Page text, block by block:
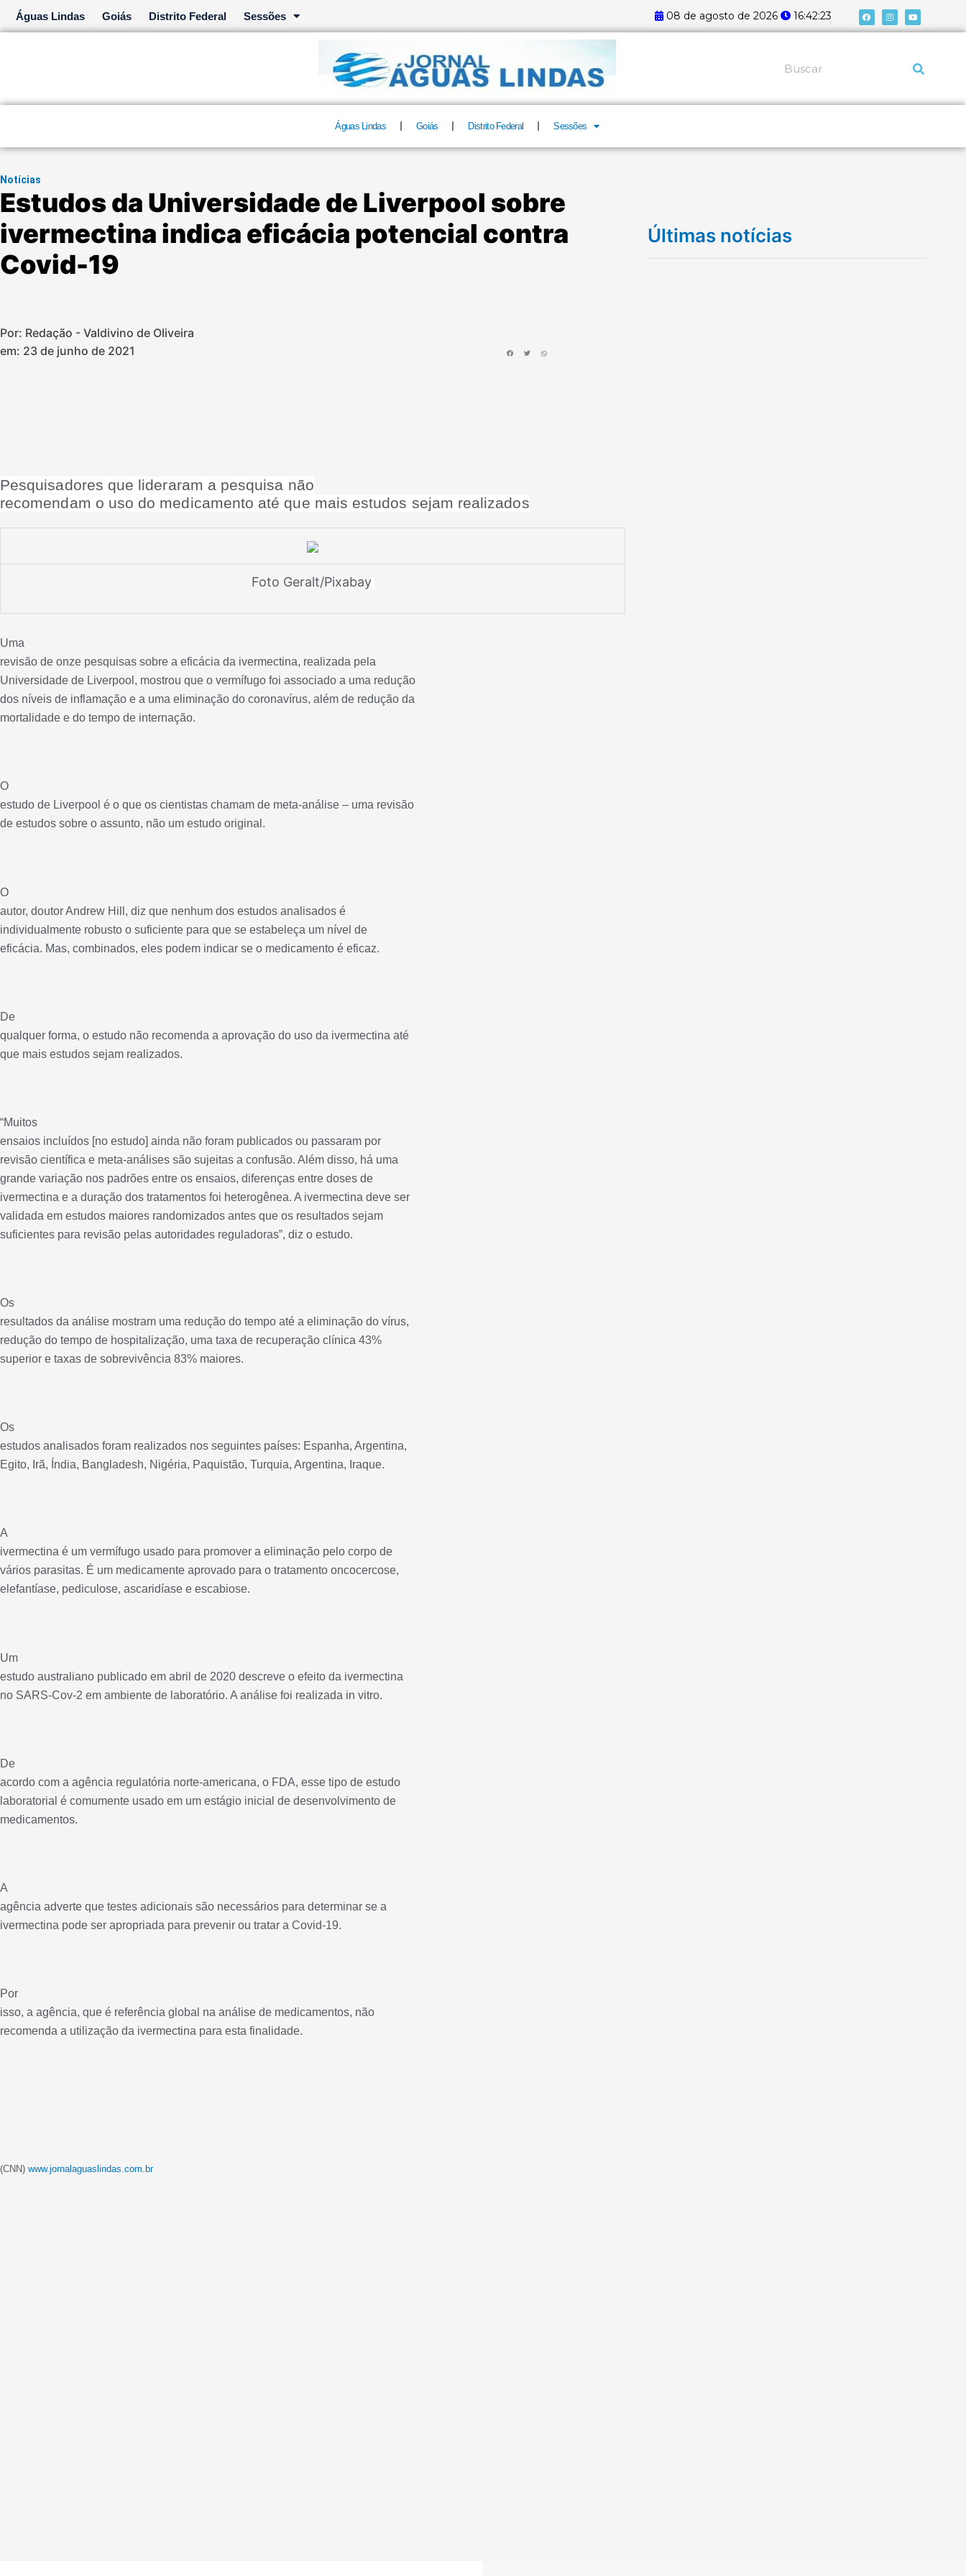
para
Águas Lindas Goiás Distrito Federal Sessões 08 de agosto de 2026 16:42:24 F
a
c
e
I
n
s
t
Y
o
u
t
Pesquisar
Águas Lindas Goiás Distrito Federal Sessões
Notícias
Estudos da Universidade de Liverpool sobre
ivermectina indica eficácia potencial contra
Covid-19
Por: Redação - Valdivino de Oliveira
em: 23 de junho de 2021
Pesquisadores que lideraram a pesquisa não
recomendam o uso do medicamento até que mais estudos sejam realizados
Foto Geralt/Pixabay
Uma
revisão de onze pesquisas sobre a eficácia da ivermectina, realizada pela
Universidade de Liverpool, mostrou que o vermífugo foi associado a uma redução
dos níveis de inflamação e a uma eliminação do coronavírus, além de redução da
mortalidade e do tempo de internação.
O
estudo de Liverpool é o que os cientistas chamam de meta-análise – uma revisão
de estudos sobre o assunto, não um estudo original.
O
autor, doutor Andrew Hill, diz que nenhum dos estudos analisados é
individualmente robusto o suficiente para que se estabeleça um nível de
eficácia. Mas, combinados, eles podem indicar se o medicamento é eficaz.
De
qualquer forma, o estudo não recomenda a aprovação do uso da ivermectina até
que mais estudos sejam realizados.
“Muitos
ensaios incluídos [no estudo] ainda não foram publicados ou passaram por
revisão científica e meta-análises são sujeitas a confusão. Além disso, há uma
grande variação nos padrões entre os ensaios, diferenças entre doses de
ivermectina e a duração dos tratamentos foi heterogênea. A ivermectina deve ser
validada em estudos maiores randomizados antes que os resultados sejam
suficientes para revisão pelas autoridades reguladoras”, diz o estudo.
Os
resultados da análise mostram uma redução do tempo até a eliminação do vírus,
redução do tempo de hospitalização, uma taxa de recuperação clínica 43%
superior e taxas de sobrevivência 83% maiores.
Os
estudos analisados foram realizados nos seguintes países: Espanha, Argentina,
Egito, Irã, Índia, Bangladesh, Nigéria, Paquistão, Turquia, Argentina, Iraque.
A
ivermectina é um vermífugo usado para promover a eliminação pelo corpo de
vários parasitas. É um medicamente aprovado para o tratamento oncocercose,
elefantíase, pediculose, ascaridíase e escabiose.
Um
estudo australiano publicado em abril de 2020 descreve o efeito da ivermectina
no SARS-Cov-2 em ambiente de laboratório. A análise foi realizada in vitro.
De
acordo com a agência regulatória norte-americana, o FDA, esse tipo de estudo
laboratorial é comumente usado em um estágio inicial de desenvolvimento de
medicamentos.
A
agência adverte que testes adicionais são necessários para determinar se a
ivermectina pode ser apropriada para prevenir ou tratar a Covid-19.
Por
isso, a agência, que é referência global na análise de medicamentos, não
recomenda a utilização da ivermectina para esta finalidade.
(CNN) www.jornalaguaslindas.com.br
Últimas notícias